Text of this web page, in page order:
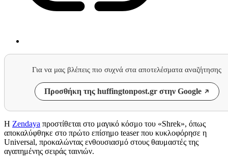
Για να μας βλέπεις πιο συχνά στα αποτελέσματα αναζήτησης
Προσθήκη της huffingtonpost.gr στην Google
Η Zendaya προστίθεται στο μαγικό κόσμο του «Shrek», όπως
αποκαλύφθηκε στο πρώτο επίσημο teaser που κυκλοφόρησε η
Universal, προκαλώντας ενθουσιασμό στους θαυμαστές της
αγαπημένης σειράς ταινιών.